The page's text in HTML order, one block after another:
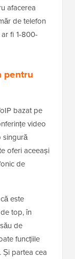
afacerea
de telefon
fi 1-800-
pentru
bazat pe
video
singură
oferi aceeași
de
este
top, în
de
funcțiile
Și partea cea